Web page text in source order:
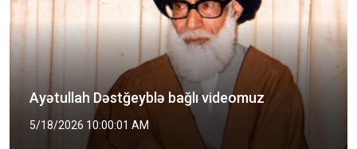
Şəhid Mütəhərri kimdir?
5/2/2026 2:00:01 PM